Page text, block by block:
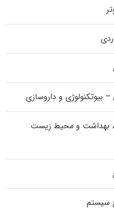
و داروسازی
بهداشت و محیط زیست
سیستم